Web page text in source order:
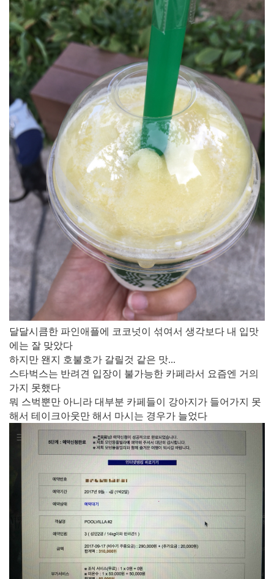
​달달시큼한 파인애플에 코코넛이 섞여서 생각보다 내 입맛
에는 잘 맞았다
하지만 왠지 호불호가 갈릴것 같은 맛...
스타벅스는 반려견 입장이 불가능한 카페라서 요즘엔 거의
가지 못했다
뭐 스벅뿐만 아니라 대부분 카페들이 강아지가 들어가지 못
해서 테이크아웃만 해서 마시는 경우가 늘었다